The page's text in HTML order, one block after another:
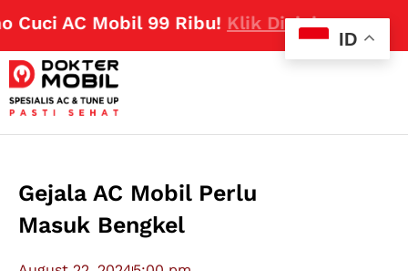
AC Mobil 99 Ribu!Klik Disini
Gejala AC Mobil Perlu
Masuk Bengkel
ID